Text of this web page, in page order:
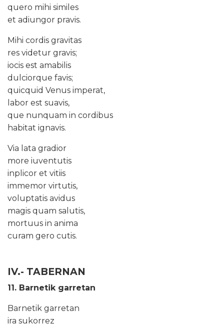
quero mihi similes
et adiungor pravis.
Mihi cordis gravitas
res videtur gravis;
iocis est amabilis
dulciorque favis;
quicquid Venus imperat,
labor est suavis,
que nunquam in cordibus
habitat ignavis.
Via lata gradior
more iuventutis
inplicor et vitiis
immemor virtutis,
voluptatis avidus
magis quam salutis,
mortuus in anima
curam gero cutis.
IV.- TABERNAN
11. Barnetik garretan
Barnetik garretan
ira sukorrez